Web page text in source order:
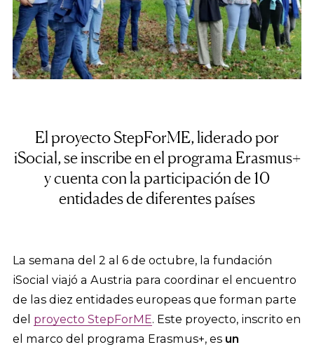
El proyecto StepForME, liderado por
iSocial, se inscribe en el programa Erasmus+
y cuenta con la participación de 10
entidades de diferentes países
La semana del 2 al 6 de octubre, la fundación
iSocial viajó a Austria para coordinar el encuentro
de las diez entidades europeas que forman parte
del proyecto StepForME. Este proyecto, inscrito en
el marco del programa Erasmus+, es un